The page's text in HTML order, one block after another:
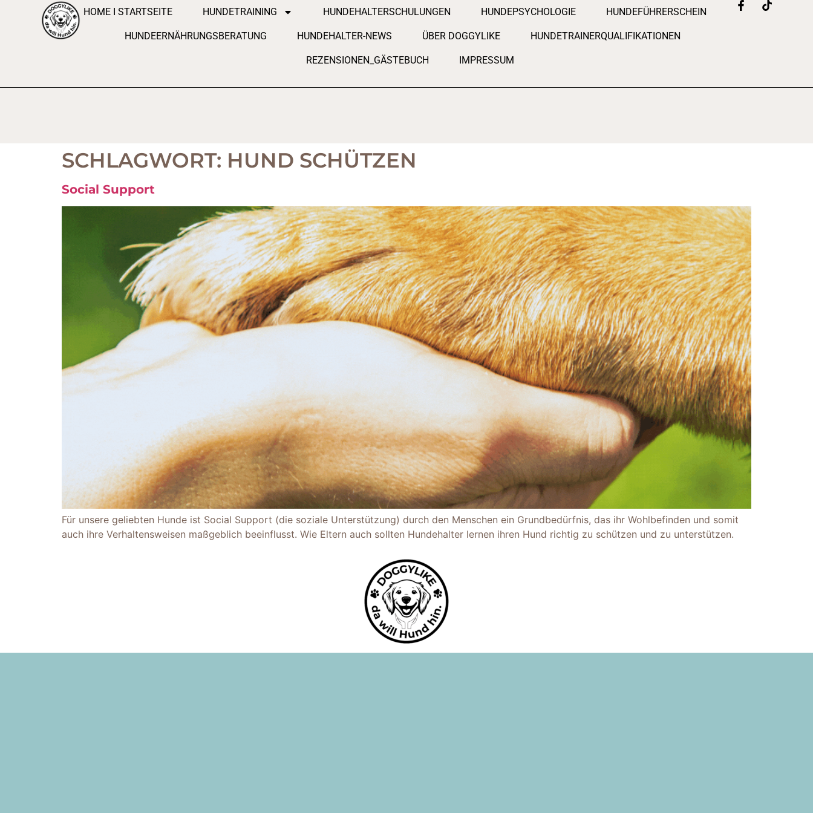
HOME I STARTSEITE HUNDETRAINING HUNDEHALTERSCHULUNGEN HUNDEPSYCHOLOGIE HUNDEFÜHRERSCHEIN
HUNDEERNÄHRUNGSBERATUNG HUNDEHALTER-NEWS ÜBER DOGGYLIKE HUNDETRAINERQUALIFIKATIONEN
REZENSIONEN_GÄSTEBUCH IMPRESSUM
SCHLAGWORT: HUND SCHÜTZEN
Social Support
Für unsere geliebten Hunde ist Social Support (die soziale Unterstützung) durch den Menschen ein Grundbedürfnis, das ihr Wohlbefinden und somit
auch ihre Verhaltensweisen maßgeblich beeinflusst. Wie Eltern auch sollten Hundehalter lernen ihren Hund richtig zu schützen und zu unterstützen.